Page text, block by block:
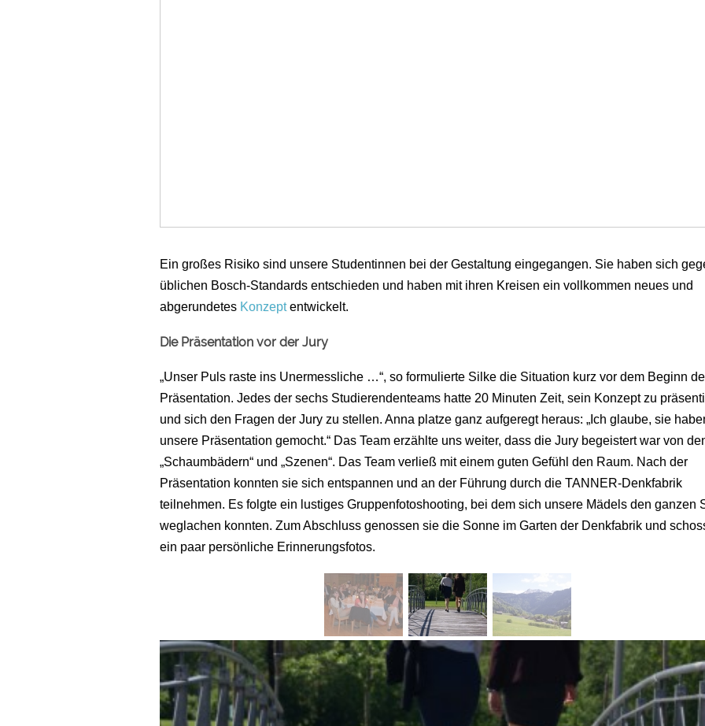
Ein großes Risiko sind unsere Studentinnen bei der Gestaltung eingegangen. Sie haben sich
üblichen Bosch-Standards entschieden und haben mit ihren Kreisen ein vollkommen neues und
abgerundetes Konzeptentwickelt.
Die Präsentation vor der Jury
„Unser Puls raste ins Unermessliche …“, so formulierte Silke die Situation kurz vor dem Beginn
Präsentation. Jedes der sechs Studierendenteams hatte 20 Minuten Zeit, sein Konzept zu
und sich den Fragen der Jury zu stellen. Anna platze ganz aufgeregt heraus: „Ich glaube, sie
unsere Präsentation gemocht.“ Das Team erzählte uns weiter, dass die Jury begeistert war von
„Schaumbädern“ und „Szenen“. Das Team verließ mit einem guten Gefühl den Raum. Nach der
Präsentation konnten sie sich entspannen und an der Führung durch die TANNER-Denkfabrik
teilnehmen. Es folgte ein lustiges Gruppenfotoshooting, bei dem sich unsere Mädels den ganzen
weglachen konnten. Zum Abschluss genossen sie die Sonne im Garten der Denkfabrik und
ein paar persönliche Erinnerungsfotos.